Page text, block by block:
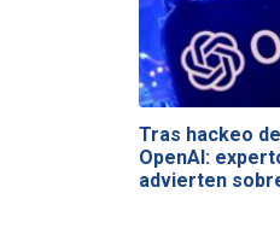
Tras hackeo de
OpenAI:
advierten